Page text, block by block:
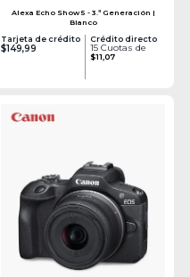
Alexa Echo Show 5 - 3.ª Generación |
Blanco
Tarjeta de crédito
$149,99
Crédito directo
15 Cuotas de
$11,07